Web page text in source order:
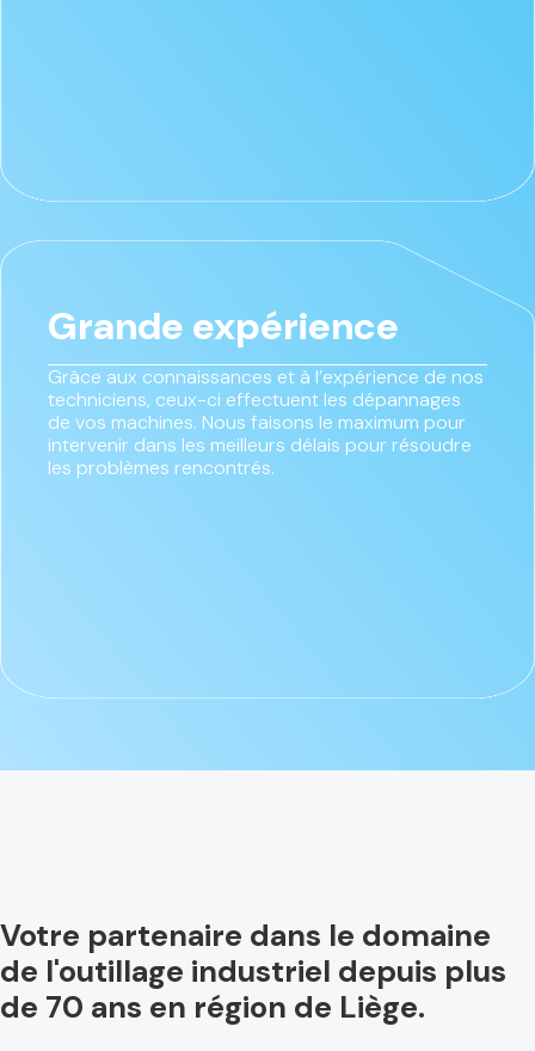
Grande expérience
Grâce aux connaissances et à l’expérience de nos
techniciens, ceux-ci effectuent les dépannages
de vos machines. Nous faisons le maximum pour
intervenir dans les meilleurs délais pour résoudre
les problèmes rencontrés.
Votre partenaire dans le domaine
de l'outillage industriel depuis plus
de 70 ans en région de Liège.